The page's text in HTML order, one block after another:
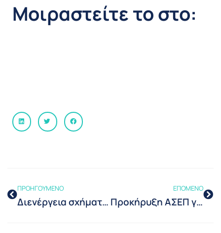
Μοιραστείτε το στο:
ΠΡΟΗΓΟΥΜΕΝΟ
Διενέργεια σχήματος πολυμερούς διεργαστηριακής σύγκρισης με αντικείμενο τη Διακρίβωση Θαλάμου Σταθερής θερμοκρασίας
ΕΠΟΜΕΝΟ
Προκήρυξη ΑΣΕΠ για πλήρωση θέσεων πανεπιστημιακής εκπαίδευσης στο ΕΣΥΠ και στον ΕΛΟΤ